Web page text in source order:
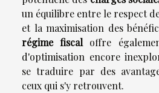
un équilibre entre le respect
et la maximisation des
régime fiscaloffre
d'optimisation encore
se traduire par des
ceux qui s'y retrouvent.